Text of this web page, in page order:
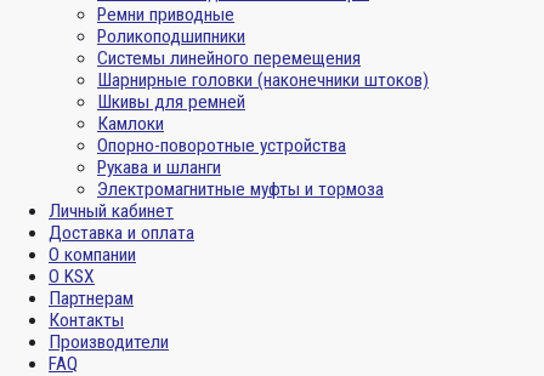
Ремни приводные
Роликоподшипники
Системы линейного перемещения
Шарнирные головки (наконечники штоков)
Шкивы для ремней
Камлоки
Опорно-поворотные устройства
Рукава и шланги
Электромагнитные муфты и тормоза
Личный кабинет
Доставка и оплата
О компании
О KSX
Партнерам
Контакты
Производители
FAQ